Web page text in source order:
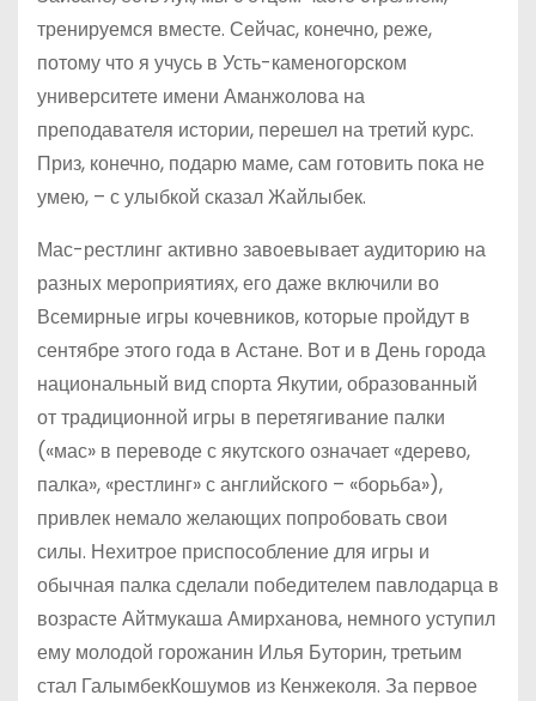
тренируемся вместе. Сейчас, конечно, реже,
потому что я учусь в Усть-каменогорском
университете имени Аманжолова на
преподавателя истории, перешел на третий курс.
Приз, конечно, подарю маме, сам готовить пока не
умею, – с улыбкой сказал Жайлыбек.
Мас-рестлинг активно завоевывает аудиторию на
разных мероприятиях, его даже включили во
Всемирные игры кочевников, которые пройдут в
сентябре этого года в Астане. Вот и в День города
национальный вид спорта Якутии, образованный
от традиционной игры в перетягивание палки
(«мас» в переводе с якутского означает «дерево,
палка», «рестлинг» с английского – «борьба»),
привлек немало желающих попробовать свои
силы. Нехитрое приспособление для игры и
обычная палка сделали победителем павлодарца в
возрасте Айтмукаша Амирханова, немного уступил
ему молодой горожанин Илья Буторин, третьим
стал ГалымбекКошумов из Кенжеколя. За первое